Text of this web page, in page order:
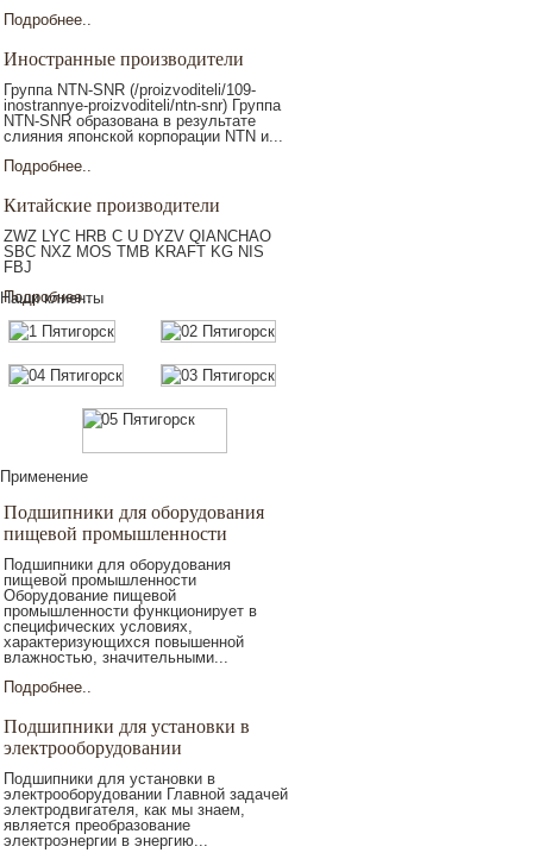
Подробнее..
Иностранные производители
Группа NTN-SNR (/proizvoditeli/109-
inostrannye-proizvoditeli/ntn-snr) Группа
NTN-SNR образована в результате
слияния японской корпорации NTN и...
Подробнее..
Китайские производители
ZWZ LYC HRB C U DYZV QIANCHAO
SBC NXZ MOS TMB KRAFT KG NIS
FBJ
Подробнее..
Наши клиенты
Применение
Подшипники для оборудования
пищевой промышленности
Подшипники для оборудования
пищевой промышленности
Оборудование пищевой
промышленности функционирует в
специфических условиях,
характеризующихся повышенной
влажностью, значительными...
Подробнее..
Подшипники для установки в
электрооборудовании
Подшипники для установки в
электрооборудовании Главной задачей
электродвигателя, как мы знаем,
является преобразование
электроэнергии в энергию...